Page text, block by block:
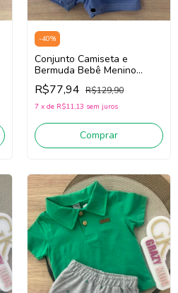
-40%
Conjunto Camiseta e
Bermuda Bebê Menino
Divertto 16162 (Bege/Azul)
R$77,94 R$129,90
7 x de R$11,13 sem juros
Comprar